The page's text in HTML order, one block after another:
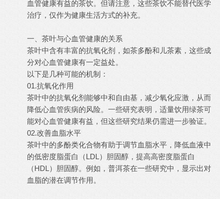
血管健康有益的茶饮。但请注意，这些茶饮不能替代医学
治疗，仅作为健康生活方式的补充。
一、茶叶与心血管健康的关系
茶叶中含有丰富的抗氧化剂，如茶多酚和儿茶素，这些成
分对心血管健康有一定益处。
以下是几种可能的机制：
01.抗氧化作用
茶叶中的抗氧化剂能够中和自由基，减少氧化应激，从而
降低心血管疾病的风险。一些研究表明，适量饮用绿茶可
能对心血管健康有益，但这些研究结果仍需进一步验证。
02.改善血脂水平
茶叶中的多酚类化合物有助于调节血脂水平，降低血液中
的低密度脂蛋白（LDL）胆固醇，提高高密度脂蛋白
（HDL）胆固醇。例如，普洱茶在一些研究中，显示出对
血脂的潜在调节作用。